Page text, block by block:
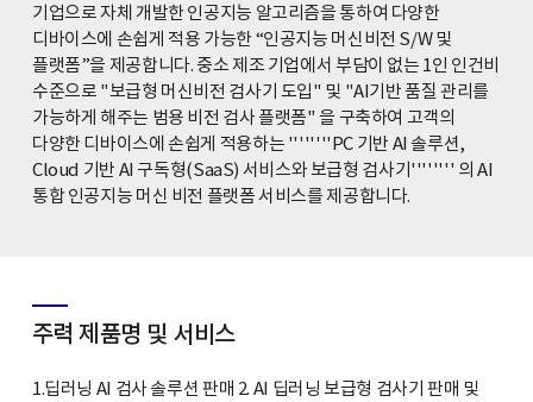
기업으로 자체 개발한 인공지능 알고리즘을 통하여 다양한
디바이스에 손쉽게 적용 가능한 “인공지능 머신비전 S/W 및
플랫폼”을 제공합니다. 중소 제조 기업에서 부담이 없는 1인 인건비
수준으로 "보급형 머신비전 검사기 도입" 및 "AI기반 품질 관리를
가능하게 해주는 범용 비전 검사 플랫폼" 을 구축하여 고객의
다양한 디바이스에 손쉽게 적용하는 ''''''''PC 기반 AI 솔루션,
Cloud 기반 AI 구독형(SaaS) 서비스와 보급형 검사기'''''''' 의 AI
통합 인공지능 머신 비전 플랫폼 서비스를 제공합니다.
주력 제품명 및 서비스
1.딥러닝 AI 검사 솔루션 판매 2. AI 딥러닝 보급형 검사기 판매 및